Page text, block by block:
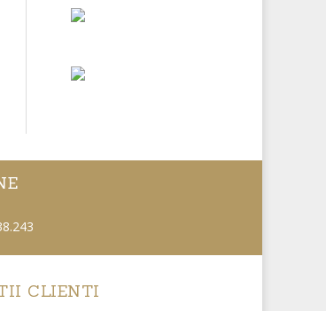
Monica Toma -
Cristina Fathali
CLIENTI